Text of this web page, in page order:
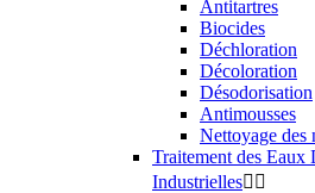
Antitartres
Biocides
Déchloration
Décoloration
Désodorisation
Antimousses
Nettoyage des
Traitement des Eaux
Industrielles 